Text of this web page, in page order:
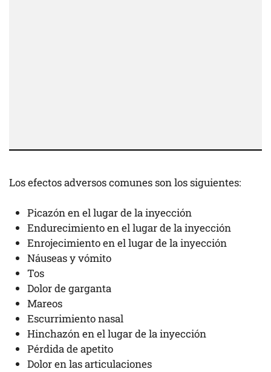
Los efectos adversos comunes son los siguientes:
Picazón en el lugar de la inyección
Endurecimiento en el lugar de la inyección
Enrojecimiento en el lugar de la inyección
Náuseas y vómito
Tos
Dolor de garganta
Mareos
Escurrimiento nasal
Hinchazón en el lugar de la inyección
Pérdida de apetito
Dolor en las articulaciones